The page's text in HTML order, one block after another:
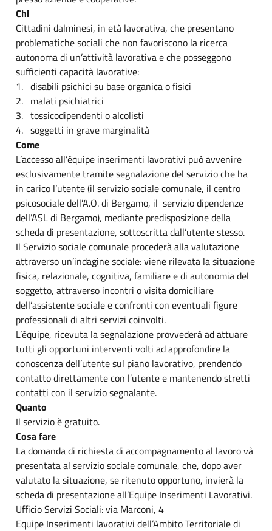
Chi
Cittadini dalminesi, in età lavorativa, che presentano
problematiche sociali che non favoriscono la ricerca
autonoma di un’attività lavorativa e che posseggono
sufficienti capacità lavorative:
1. disabili psichici su base organica o fisici
2. malati psichiatrici
3. tossicodipendenti o alcolisti
4. soggetti in grave marginalità
Come
L’accesso all’équipe inserimenti lavorativi può avvenire
esclusivamente tramite segnalazione del servizio che ha
in carico l’utente (il servizio sociale comunale, il centro
psicosociale dell’A.O. di Bergamo, il servizio dipendenze
dell’ASL di Bergamo), mediante predisposizione della
scheda di presentazione, sottoscritta dall’utente stesso.
Il Servizio sociale comunale procederà alla valutazione
attraverso un’indagine sociale: viene rilevata la situazione
fisica, relazionale, cognitiva, familiare e di autonomia del
soggetto, attraverso incontri o visita domiciliare
dell’assistente sociale e confronti con eventuali figure
professionali di altri servizi coinvolti.
L’équipe, ricevuta la segnalazione provvederà ad attuare
tutti gli opportuni interventi volti ad approfondire la
conoscenza dell’utente sul piano lavorativo, prendendo
contatto direttamente con l’utente e mantenendo stretti
contatti con il servizio segnalante.
Quanto
Il servizio è gratuito.
Cosa fare
La domanda di richiesta di accompagnamento al lavoro và
presentata al servizio sociale comunale, che, dopo aver
valutato la situazione, se ritenuto opportuno, invierà la
scheda di presentazione all’Equipe Inserimenti Lavorativi.
Ufficio Servizi Sociali: via Marconi, 4
Equipe Inserimenti lavorativi dell’Ambito Territoriale di